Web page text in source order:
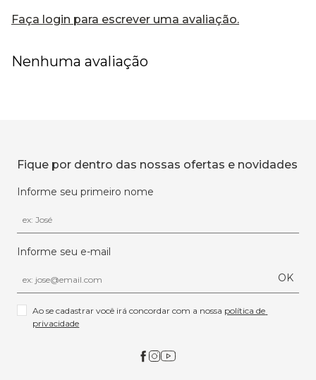
Faça login para escrever uma avaliação.
Nenhuma avaliação
Fique por dentro das nossas ofertas e novidades
Informe seu primeiro nome
Informe seu e-mail
OK
Ao se cadastrar você irá concordar com a nossa política de
privacidade